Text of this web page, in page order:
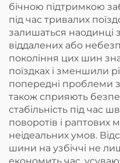
бічною підтримкою
під час тривалих
залишаться наодинці
віддалених або
покоління цих шин
поїздках і зменшили
попередні проблеми
також сприяють
стабільність під час
поворотів і раптових
неідеальних умов.
шини на узбіччі не